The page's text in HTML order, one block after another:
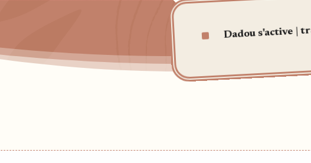
^ Dadou s'active |